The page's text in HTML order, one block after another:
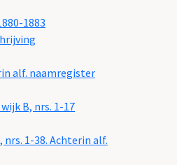
1883
alf. naamregister
B, nrs. 1-17
nrs. 1-38. Achterin alf.